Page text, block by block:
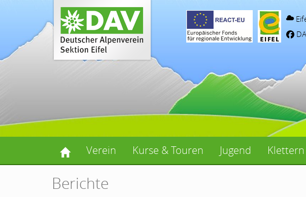
Verein Kurse & Touren Jugend Klettern
Berichte